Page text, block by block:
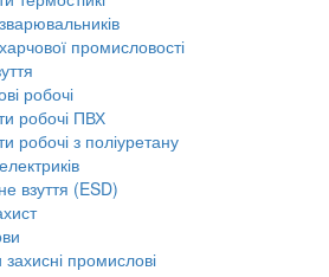
промисловості
робочі
робочі ПВХ
робочі з поліуретану
взуття (ESD)
захисні промислові